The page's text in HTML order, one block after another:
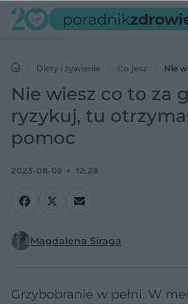
Diety i żywienie Co jesz
Nie
ryzykuj, tu otrzymasz fachową pomoc
Nie wiesz co to za
ryzykuj, tu
pomoc
2023-08-09 12:28
Magdalena Siraga
Grzybobranie w pełni. W